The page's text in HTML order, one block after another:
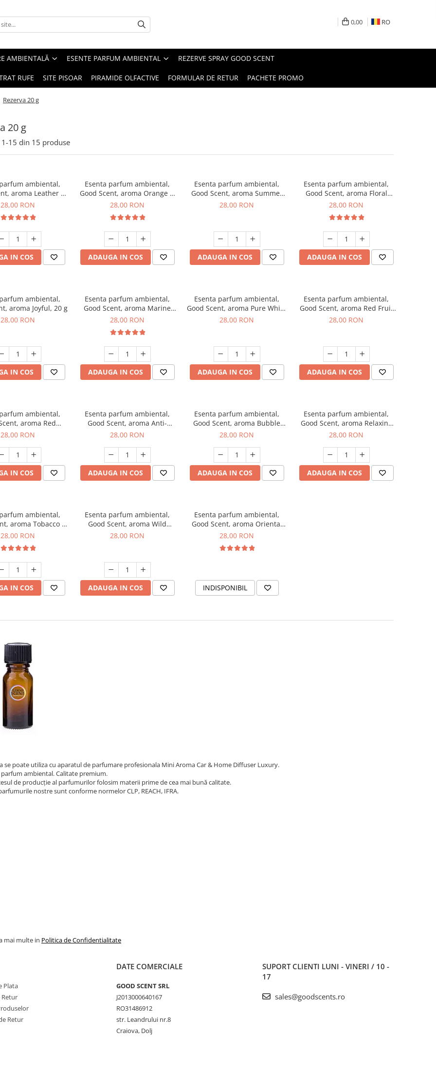
0,00 RO
AMBIENTALĂ ESENTE PARFUM AMBIENTAL REZERVE SPRAY GOOD SCENT
RUFE SITE PISOAR PIRAMIDE OLFACTIVE FORMULAR DE RETUR PACHETE PROMO
Rezerva 20 g
20 g
1-15 din 15 produse
ambiental,
aroma Leather &
Oudh, 20 g
28,00 RON
IN COS
Esenta parfum ambiental,
Good Scent, aroma Orange &
Fresh Cinnamon, 20 g
28,00 RON
ADAUGA IN COS
Esenta parfum ambiental,
Good Scent, aroma Summer
Melon, 20 g
28,00 RON
ADAUGA IN COS
Esenta parfum ambiental,
Good Scent, aroma Floral
Bouquet, 20 g
28,00 RON
ADAUGA IN COS
ambiental,
aroma Joyful, 20 g
28,00 RON
IN COS
Esenta parfum ambiental,
Good Scent, aroma Marine
Breeze, 20 g
28,00 RON
ADAUGA IN COS
Esenta parfum ambiental,
Good Scent, aroma Pure White
Musc, 20 g
28,00 RON
ADAUGA IN COS
Esenta parfum ambiental,
Good Scent, aroma Red Fruit
Bubble, 20 g
28,00 RON
ADAUGA IN COS
ambiental,
aroma Red
Grapes, 20 g
28,00 RON
IN COS
Esenta parfum ambiental,
Good Scent, aroma Anti-
Tobacco, 20 g
28,00 RON
ADAUGA IN COS
Esenta parfum ambiental,
Good Scent, aroma Bubble
Gum, 20 g
28,00 RON
ADAUGA IN COS
Esenta parfum ambiental,
Good Scent, aroma Relaxing
Lavender, 20 g
28,00 RON
ADAUGA IN COS
ambiental,
aroma Tobacco &
Vanilla, 20 g
28,00 RON
IN COS
Esenta parfum ambiental,
Good Scent, aroma Wild
Sailor, 20 g
28,00 RON
ADAUGA IN COS
Esenta parfum ambiental,
Good Scent, aroma Oriental
Amber, 20 g
28,00 RON
INDISPONIBIL
se poate utiliza cu aparatul de parfumare profesionala Mini Aroma Car & Home Diffuser Luxury.
parfum ambiental. Calitate premium.
de producție al parfumurilor folosim materii prime de cea mai bună calitate.
nostre sunt conforme normelor CLP, REACH, IFRA.
mai multe in Politica de Confidentialitate
Plata
Retur
Retur
DATE COMERCIALE
GOOD SCENT SRL
J2013000640167
RO31486912
str. Leandrului nr.8
Craiova, Dolj
SUPORT CLIENTI LUNI - VINERI / 10 -
17
sales@goodscents.ro